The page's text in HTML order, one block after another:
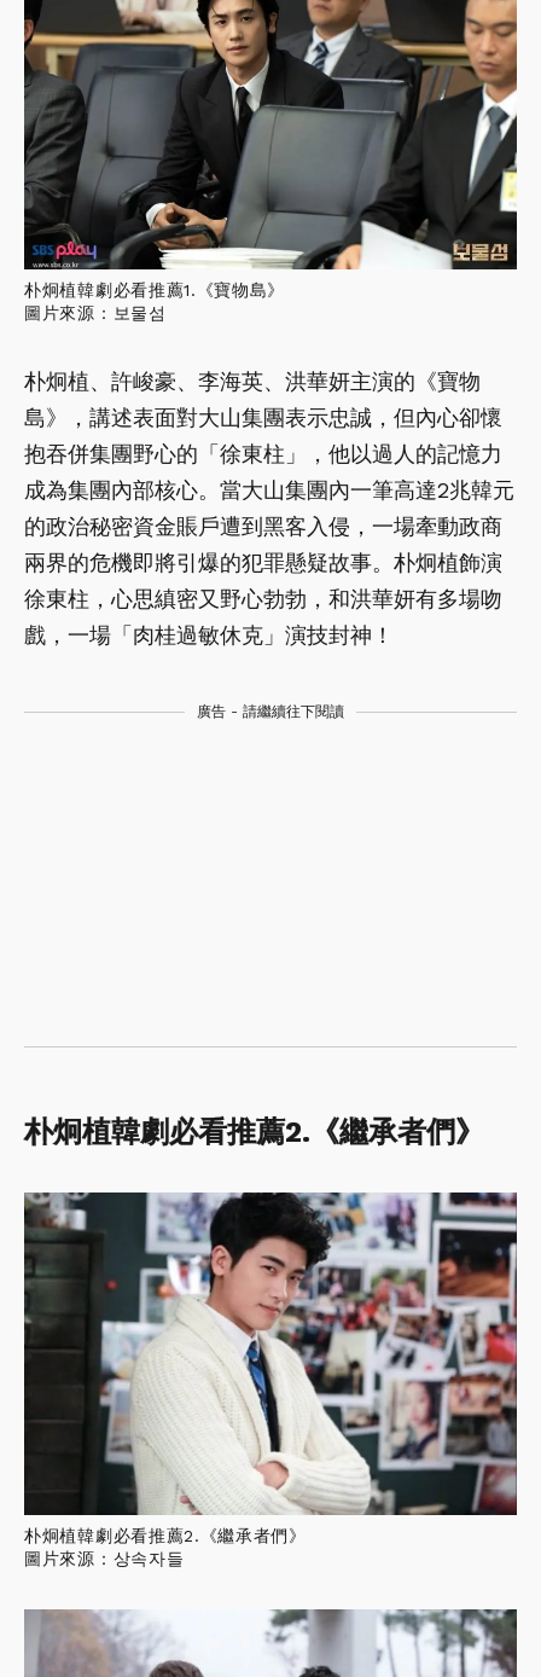
朴炯植韓劇必看推薦1.《寶物島》
圖片來源：보물섬
朴炯植、許峻豪、李海英、洪華妍主演的《寶物
島》，講述表面對大山集團表示忠誠，但內心卻懷
抱吞併集團野心的「徐東柱」，他以過人的記憶力
成為集團內部核心。當大山集團內一筆高達2兆韓元
的政治秘密資金賬戶遭到黑客入侵，一場牽動政商
兩界的危機即將引爆的犯罪懸疑故事。朴炯植飾演
徐東柱，心思縝密又野心勃勃，和洪華妍有多場吻
戲，一場「肉桂過敏休克」演技封神！
廣告 - 請繼續往下閱讀
朴炯植韓劇必看推薦2.《繼承者們》
朴炯植韓劇必看推薦2.《繼承者們》
圖片來源：상속자들